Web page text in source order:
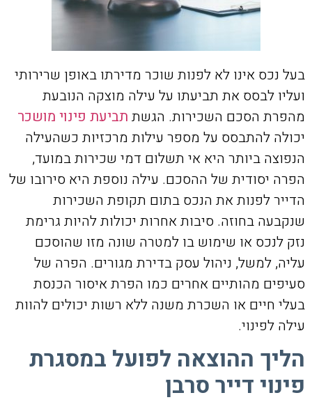
בעל נכס אינו לא לפנות שוכר מדירתו באופן שרירותי
ועליו לבסס את תביעתו על עילה מוצקה הנובעת
מהפרת הסכם השכירות. הגשת תביעת פינוי מושכר
יכולה להתבסס על מספר עילות מרכזיות כשהעילה
הנפוצה ביותר היא אי תשלום דמי שכירות במועד,
הפרה יסודית של ההסכם. עילה נוספת היא סירובו של
הדייר לפנות את הנכס בתום תקופת השכירות
שנקבעה בחוזה. סיבות אחרות יכולות להיות גרימת
נזק לנכס או שימוש בו למטרה שונה מזו שהוסכם
עליה, למשל, ניהול עסק בדירת מגורים. הפרה של
סעיפים מהותיים אחרים כמו הפרת איסור הכנסת
בעלי חיים או השכרת משנה ללא רשות יכולים להוות
עילה לפינוי.
הליך ההוצאה לפועל במסגרת
פינוי דייר סרבן